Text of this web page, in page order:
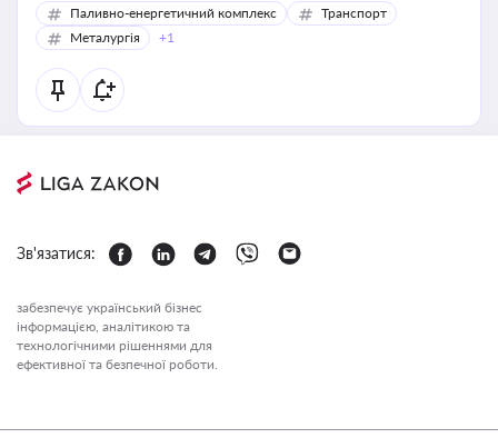
Паливно-енергетичний комплекс
Транспорт
Металургія
+1
Зв'язатися:
забезпечує український бізнес
інформацією, аналітикою та
технологічними рішеннями для
ефективної та безпечної роботи.